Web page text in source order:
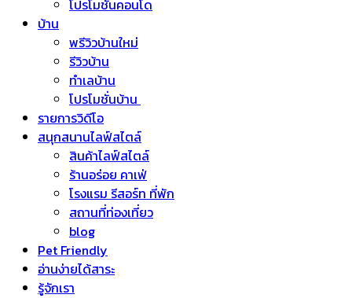
โปรโมชั่นคอนโด
บ้าน
พรีวิวบ้านใหม่
รีวิวบ้าน
ทำเลบ้าน
โปรโมชั่นบ้าน
รายการวิดีโอ
สนุกสนานไลฟ์สไตล์
สินค้าไลฟ์สไตล์
ร้านอร่อย คาเฟ่
โรงแรม รีสอร์ท ที่พัก
สถานที่ท่องเที่ยว
blog
Pet Friendly
อ่านง่ายได้สาระ
รู้จักเรา